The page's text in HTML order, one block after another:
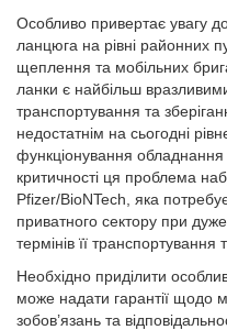
Особливо привертає увагу
ланцюга на рівні районних
щеплення та мобільних
ланки є найбільш
транспортування та
недостатнім на сьогодні
функціонування
критичності ця проблема
Pfizer/BioNTech, яка
приватного сектору при
термінів її транспортування
Необхідно приділити
може надати гарантії щодо
зобов’язань та